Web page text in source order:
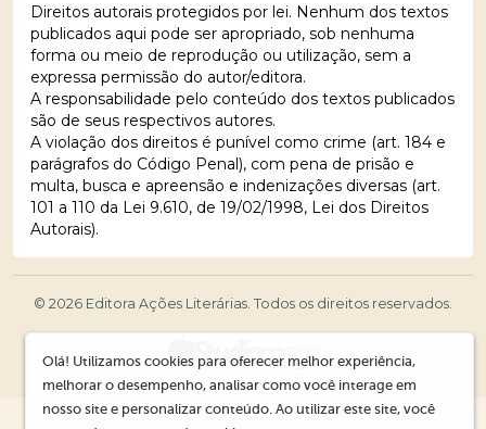
Direitos autorais protegidos por lei. Nenhum dos textos
publicados aqui pode ser apropriado, sob nenhuma
forma ou meio de reprodução ou utilização, sem a
expressa permissão do autor/editora.
A responsabilidade pelo conteúdo dos textos publicados
são de seus respectivos autores.
A violação dos direitos é punível como crime (art. 184 e
parágrafos do Código Penal), com pena de prisão e
multa, busca e apreensão e indenizações diversas (art.
101 a 110 da Lei 9.610, de 19/02/1998, Lei dos Direitos
Autorais).
© 2026 Editora Ações Literárias. Todos os direitos reservados.
Olá! Utilizamos cookies para oferecer melhor experiência,
melhorar o desempenho, analisar como você interage em
nosso site e personalizar conteúdo. Ao utilizar este site, você